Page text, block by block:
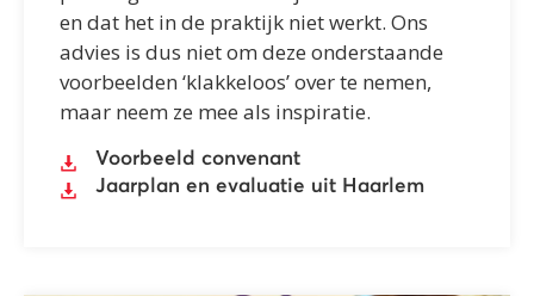
en dat het in de praktijk niet werkt. Ons
advies is dus niet om deze onderstaande
voorbeelden ‘klakkeloos’ over te nemen,
maar neem ze mee als inspiratie.
Voorbeeld convenant
Jaarplan en evaluatie uit Haarlem